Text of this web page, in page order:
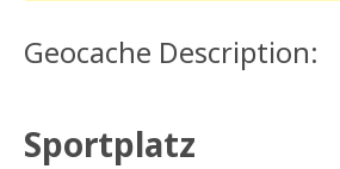
Geocache Description:
Sportplatz